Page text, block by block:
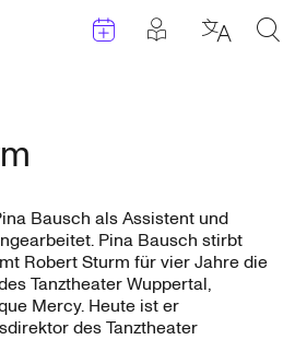
TermineBeiträge in
Bausch als Assistent und
Pina Bausch stirbt
Robert Sturm für vier Jahre die
Tanztheater Wuppertal,
Mercy. Heute ist er
des Tanztheater